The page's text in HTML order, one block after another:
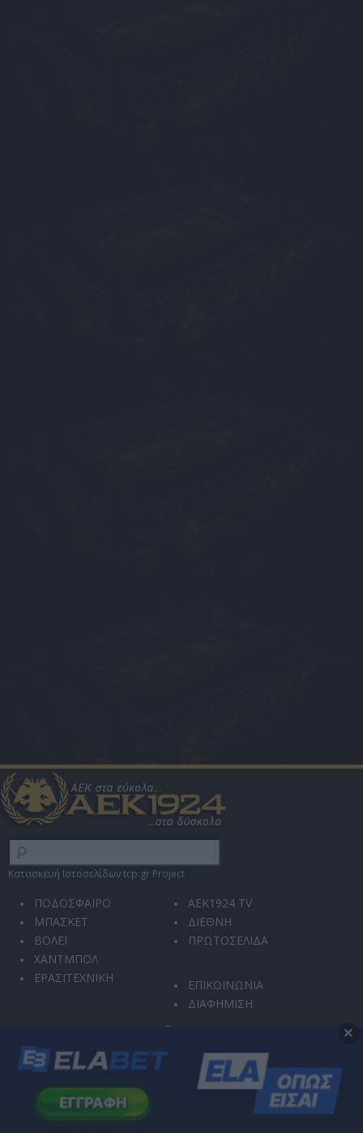
Κατασκευή Ιστοσελίδων tcp.gr Project
ΠΟΔΟΣΦΑΙΡΟ
ΜΠΑΣΚΕΤ
ΒΟΛΕΪ
ΧΑΝΤΜΠΟΛ
ΕΡΑΣΙΤΕΧΝΙΚΗ
AEK1924 TV
ΔΙΕΘΝΗ
ΠΡΩΤΟΣΕΛΙΔΑ
ΕΠΙΚΟΙΝΩΝΙΑ
ΔΙΑΦΗΜΙΣΗ
Ο ιστότοπός μας χρησιμοποιεί την υπηρεσία reCAPTCHA για την προστασία από
κακόβουλη χρήση και αυτοματοποιημένες επιθέσεις.
Η χρήση του ιστοτόπου διέπεται από την
Πολιτική Απορρήτουκαι τους
Όρους
×